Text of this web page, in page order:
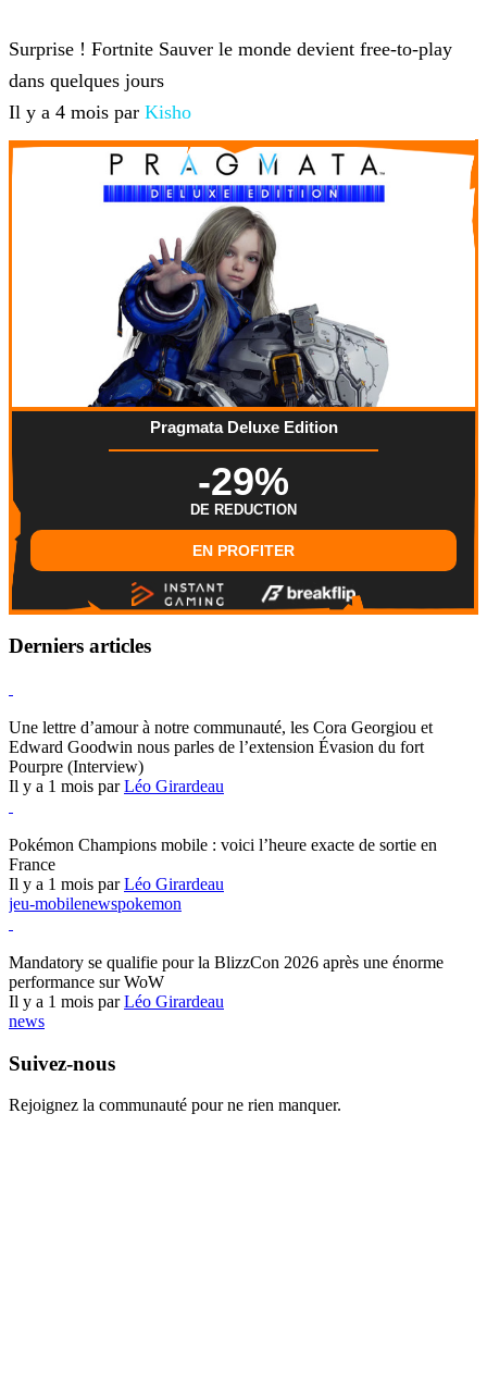
Surprise ! Fortnite Sauver le monde devient free-to-play
dans quelques jours
Il y a 4 mois par Kisho
Pragmata Deluxe Edition
-29%
DE REDUCTION
EN PROFITER
Derniers articles
Une lettre d’amour à notre communauté, les Cora Georgiou et
Edward Goodwin nous parles de l’extension Évasion du fort
Pourpre (Interview)
Il y a 1 mois parLéo Girardeau
Pokémon Champions mobile : voici l’heure exacte de sortie en
France
Il y a 1 mois parLéo Girardeau
jeu-mobilenewspokemon
Mandatory se qualifie pour la BlizzCon 2026 après une énorme
performance sur WoW
Il y a 1 mois parLéo Girardeau
news
Suivez-nous
Rejoignez la communauté pour ne rien manquer.